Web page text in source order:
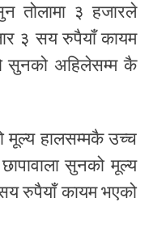
तोलामा ३ हजारले
३ सय रुपैयाँ कायम
सुनको अहिलेसम्म कै
हालसम्मकै उच्च
सुनको मूल्य
रुपैयाँ कायम भएको